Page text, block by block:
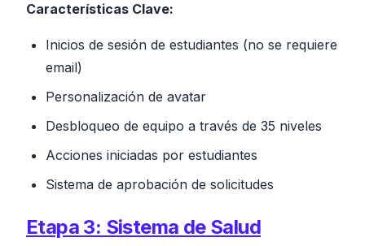
Características Clave:
Inicios de sesión de estudiantes (no se requiere
email)
Personalización de avatar
Desbloqueo de equipo a través de 35 niveles
Acciones iniciadas por estudiantes
Sistema de aprobación de solicitudes
Etapa 3: Sistema de Salud